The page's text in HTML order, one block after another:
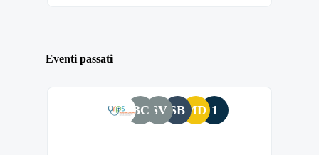
Eventi passati
BC SV SB MD 1